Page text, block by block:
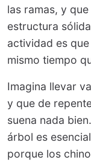
las ramas, y
estructura
actividad es
mismo tiempo
Imagina llevar
y que de
suena nada
árbol es
porque los